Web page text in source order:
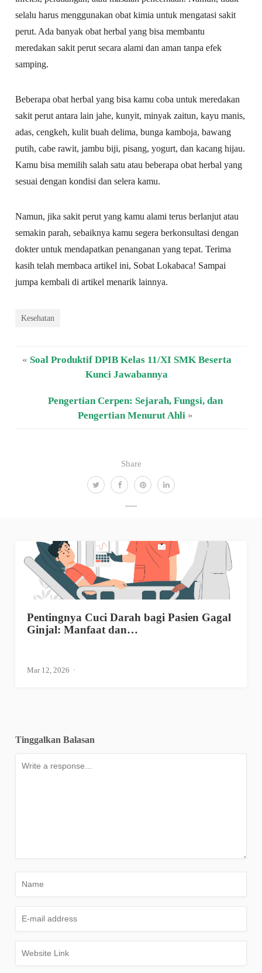
Share
selalu harus menggunakan obat kimia untuk mengatasi sakit
perut. Ada banyak obat herbal yang bisa membantu
meredakan sakit perut secara alami dan aman tanpa efek
samping.
Beberapa obat herbal yang bisa kamu coba untuk meredakan
sakit perut antara lain jahe, kunyit, minyak zaitun, kayu manis,
adas, cengkeh, kulit buah delima, bunga kamboja, bawang
putih, cabe rawit, jambu biji, pisang, yogurt, dan kacang hijau.
Kamu bisa memilih salah satu atau beberapa obat herbal yang
sesuai dengan kondisi dan selera kamu.
Namun, jika sakit perut yang kamu alami terus berlanjut atau
semakin parah, sebaiknya kamu segera berkonsultasi dengan
dokter untuk mendapatkan penanganan yang tepat. Terima
kasih telah membaca artikel ini, Sobat Lokabaca! Sampai
jumpa kembali di artikel menarik lainnya.
Kesehatan
« Soal Produktif DPIB Kelas 11/XI SMK Beserta
Kunci Jawabannya
Pengertian Cerpen: Sejarah, Fungsi, dan
Pengertian Menurut Ahli »
Pentingnya Cuci Darah bagi Pasien Gagal
Ginjal: Manfaat dan…
Mar 12, 2026
Tinggalkan Balasan